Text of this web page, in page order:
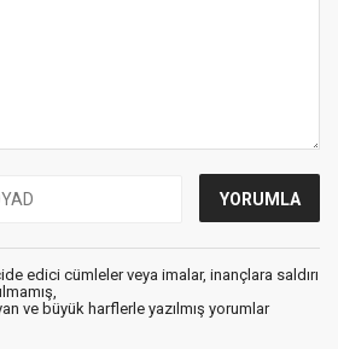
edici cümleler veya imalar, inançlara saldırı
ve büyük harflerle yazılmış yorumlar